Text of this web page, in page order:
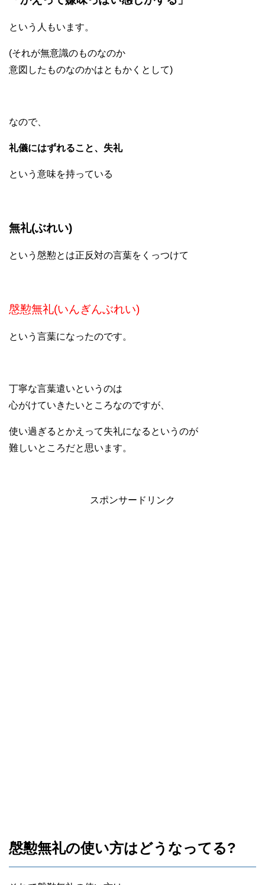
という人もいます。
(それが無意識のものなのか
意図したものなのかはともかくとして)
なので、
礼儀にはずれること、失礼
という意味を持っている
無礼(ぶれい)
という慇懃とは正反対の言葉をくっつけて
慇懃無礼(いんぎんぶれい)
という言葉になったのです。
丁寧な言葉遣いというのは
心がけていきたいところなのですが、
使い過ぎるとかえって失礼になるというのが
難しいところだと思います。
スポンサードリンク
慇懃無礼の使い方はどうなってる?